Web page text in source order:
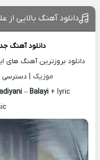
دانلود آهنگ بالایی از
دانلود آهنگ
دانلود بروزترین آهنگ های
موزیک | دسترسی
– Balayi+ lyric